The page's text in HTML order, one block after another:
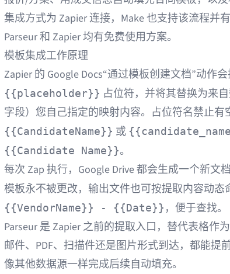
集成方式为 Zapier 连接，Make 也支持该流程并有
Parseur 和 Zapier 均有免费使用方案。
模板集成工作原理
Zapier 的 Google Docs“通过模板创建文档”动作
{{placeholder}} 占位符，并将其替换为来
字段）您自己指定的映射内容。占位符名禁止有
{{CandidateName}} 或
{{Candidate Name}}。
每次 Zap 执行，Google Drive 都会生成一个新文
模板永不被更改，输出文件也可按提取内容动态
{{VendorName}} - {{Date}}，便于查找。
Parseur 是 Zapier 之前的提取入口，替代表格作
邮件、PDF、扫描件还是图片形式到达，都能提
像其他数据源一样完成后续自动填充。